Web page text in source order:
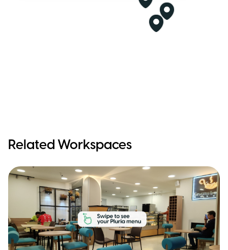
Related Workspaces